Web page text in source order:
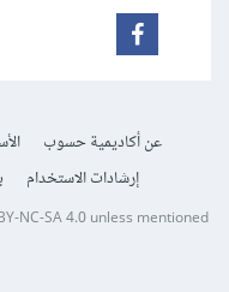
عن أكاديمية حسوب
إرشادات الاستخدام
NC-SA 4.0unless mentioned